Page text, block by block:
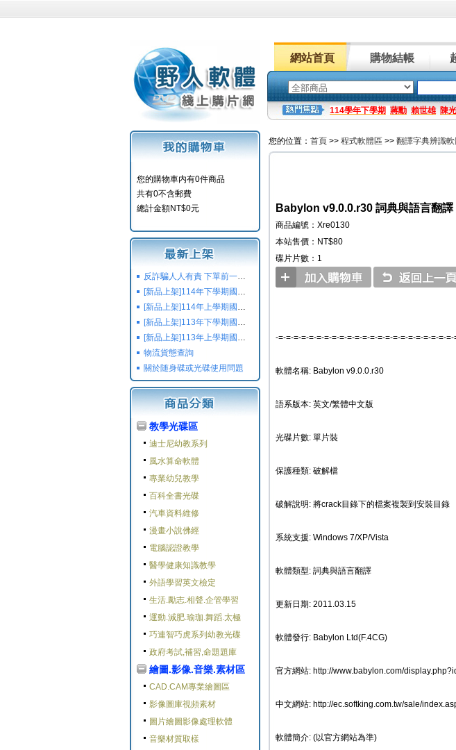
網站首頁 購物結帳
114學年下學期 蔣勳 賴世雄 陳光
您的購物車内有0件商品
共有0不含郵費
總計金額NT$0元
反詐騙人人有責 下單前一定要注意
[新品上架]114年下學期國小國中高中命題光碟,校用卷,習作
[新品上架]114年上學期國小國中高中命題光碟,校用卷,習作
[新品上架]113年下學期國小國中高中命題光碟,校用卷,習作
[新品上架]113年上學期國小國中高中命題光碟,校用卷,習作
物流貨態查詢
關於随身碟或光碟使用問題
教學光碟區
迪士尼幼教系列
風水算命軟體
專業幼兒教學
百科全書光碟
汽車資料維修
漫畫小說佛經
電腦認證教學
醫學健康知識教學
外語學習英文檢定
生活.勵志.相聲.企管學習
運動.減肥.瑜珈.舞蹈.太極
巧連智巧虎系列幼教光碟
政府考試,補習,命題題庫
繪圖.影像.音樂.素材區
CAD.CAM專業繪圖區
影像圖庫視頻素材
圖片繪圖影像處理軟體
音樂材質取樣
您的位置： 首頁 >> 程式軟體區 >> 翻譯字典辨識軟
Babylon v9.0.0.r30 詞典與語言翻譯
商品編號：Xre0130
本站售價：NT$80
碟片片數：1
-=-=-=-=-=-=-=-=-=-=-=-=-=-=-=-=-=-=-=-=-=-=-
軟體名稱: Babylon v9.0.0.r30
語系版本: 英文/繁體中文版
光碟片數: 單片裝
保護種類: 破解檔
破解說明: 將crack目錄下的檔案複製到安裝目錄
系統支援: Windows 7/XP/Vista
軟體類型: 詞典與語言翻譯
更新日期: 2011.03.15
軟體發行: Babylon Ltd(F.4CG)
官方網站: http://www.babylon.com/
中文網站: http://ec.softking.com.tw/sale/
軟體簡介: (以官方網站為準)